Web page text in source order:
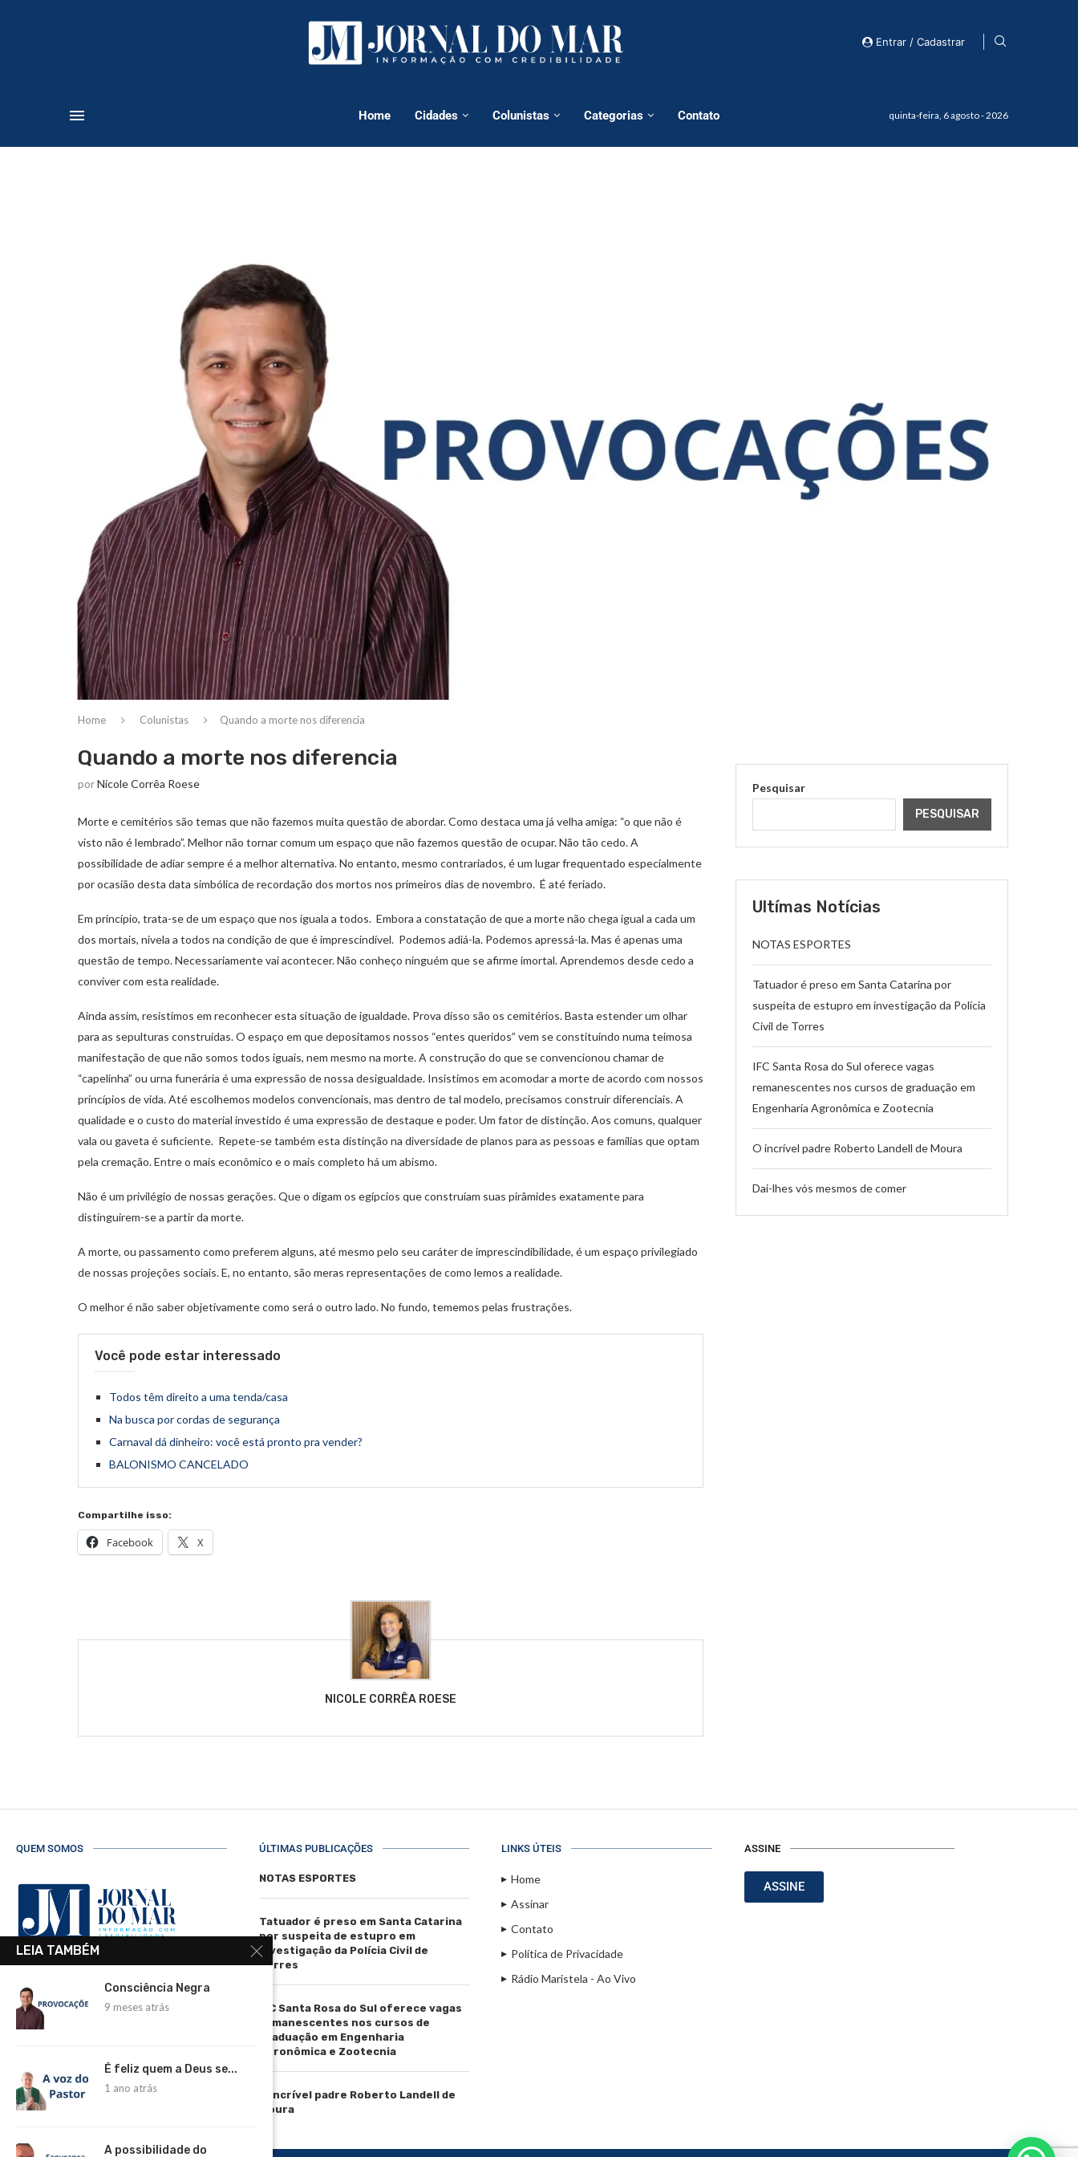
Entrar / Cadastrar
Home Cidades Colunistas Categorias Contato quinta-feira, 6 agosto - 2026
Home Colunistas Quando a morte nos diferencia
Quando a morte nos diferencia
porNicole Corrêa Roese
Morte e cemitérios são temas que não fazemos muita questão de abordar. Como destaca uma já velha amiga: “o que não é
visto não é lembrado”. Melhor não tornar comum um espaço que não fazemos questão de ocupar. Não tão cedo. A
possibilidade de adiar sempre é a melhor alternativa. No entanto, mesmo contrariados, é um lugar frequentado especialmente
por ocasião desta data simbólica de recordação dos mortos nos primeiros dias de novembro. É até feriado.
Em princípio, trata-se de um espaço que nos iguala a todos. Embora a constatação de que a morte não chega igual a cada um
dos mortais, nivela a todos na condição de que é imprescindível. Podemos adiá-la. Podemos apressá-la. Mas é apenas uma
questão de tempo. Necessariamente vai acontecer. Não conheço ninguém que se afirme imortal. Aprendemos desde cedo a
conviver com esta realidade.
Ainda assim, resistimos em reconhecer esta situação de igualdade. Prova disso são os cemitérios. Basta estender um olhar
para as sepulturas construídas. O espaço em que depositamos nossos “entes queridos” vem se constituindo numa teimosa
manifestação de que não somos todos iguais, nem mesmo na morte. A construção do que se convencionou chamar de
“capelinha” ou urna funerária é uma expressão de nossa desigualdade. Insistimos em acomodar a morte de acordo com nossos
princípios de vida. Até escolhemos modelos convencionais, mas dentro de tal modelo, precisamos construir diferenciais. A
qualidade e o custo do material investido é uma expressão de destaque e poder. Um fator de distinção. Aos comuns, qualquer
vala ou gaveta é suficiente. Repete-se também esta distinção na diversidade de planos para as pessoas e famílias que optam
pela cremação. Entre o mais econômico e o mais completo há um abismo.
Não é um privilégio de nossas gerações. Que o digam os egípcios que construíam suas pirâmides exatamente para
distinguirem-se a partir da morte.
A morte, ou passamento como preferem alguns, até mesmo pelo seu caráter de imprescindibilidade, é um espaço privilegiado
de nossas projeções sociais. E, no entanto, são meras representações de como lemos a realidade.
O melhor é não saber objetivamente como será o outro lado. No fundo, tememos pelas frustrações.
Você pode estar interessado
Todos têm direito a uma tenda/casa
Na busca por cordas de segurança
Carnaval dá dinheiro: você está pronto pra vender?
BALONISMO CANCELADO
Compartilhe isso:
Facebook X
NICOLE CORRÊA ROESE
Pesquisar
PESQUISAR
Ultímas Notícias
NOTAS ESPORTES
Tatuador é preso em Santa Catarina por
suspeita de estupro em investigação da Polícia
Civil de Torres
IFC Santa Rosa do Sul oferece vagas
remanescentes nos cursos de graduação em
Engenharia Agronômica e Zootecnia
O incrível padre Roberto Landell de Moura
Dai-lhes vós mesmos de comer
QUEM SOMOS
Centro, Torres - RS, 95560-000
Telefone: (51) 3664-4188
Email:
imprensa@jornaldomar.combr
ÚLTIMAS PUBLICAÇÕES
NOTAS ESPORTES
Tatuador é preso em Santa Catarina
por suspeita de estupro em
investigação da Polícia Civil de
Torres
IFC Santa Rosa do Sul oferece vagas
remanescentes nos cursos de
graduação em Engenharia
Agronômica e Zootecnia
O incrível padre Roberto Landell de
Moura
LINKS ÚTEIS
Home
Assinar
Contato
Política de Privacidade
Rádio Maristela - Ao Vivo
ASSINE
ASSINE
LEIA TAMBÉM
Consciência Negra
9 meses atrás
É feliz quem a Deus se...
1 ano atrás
A possibilidade do